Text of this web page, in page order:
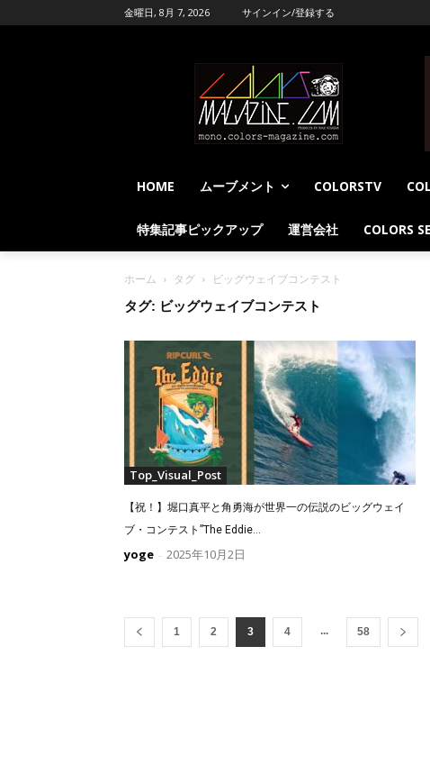
金曜日, 8月 7, 2026 サインイン/登録する
HOME ムーブメント COLORSTV
特集記事ピックアップ 運営会社 COLORS
ホーム タグ
ビッグウェイブコンテスト
タグ: ビッグウェイブコンテスト
Top_Visual_Post
【祝！】堀口真平と角勇海が世界一の伝説のビッグウェイ
ブ・コンテスト”The Eddie...
yoge - 2025年10月2日
1 2 3 4 ... 58